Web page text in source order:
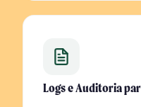
Logs e Auditoria